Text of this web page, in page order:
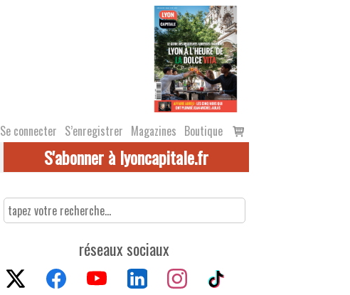
Se connecter S’enregistrer Magazines Boutique
Voir
le
S'abonner à lyoncapitale.fr
réseaux sociaux